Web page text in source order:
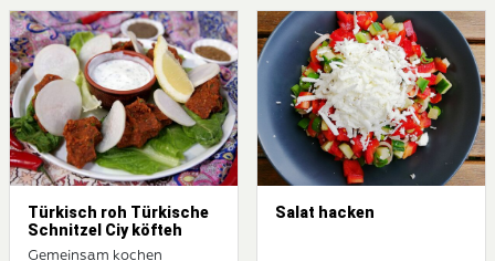
Türkisch roh Türkische
Schnitzel Ciy köfteh
Gemeinsam kochen
Salat hacken